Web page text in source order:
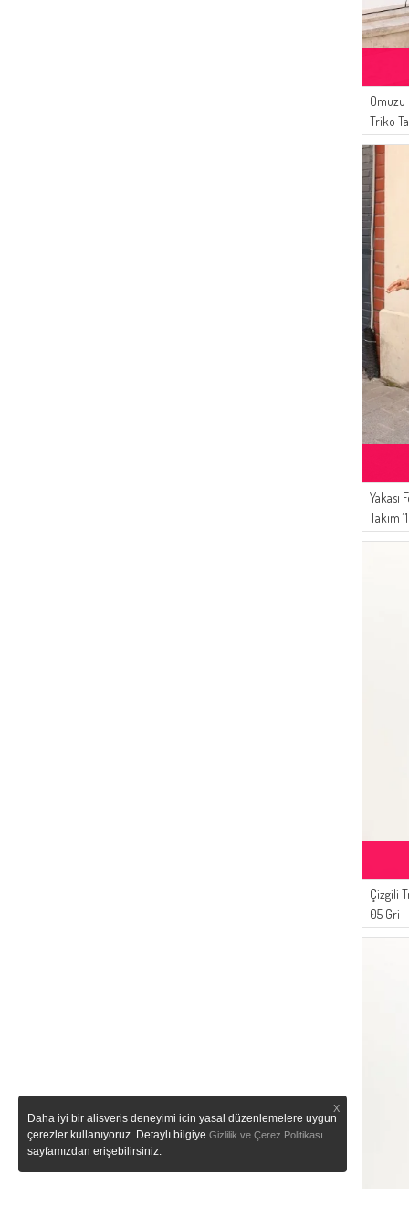
Omuzu
Triko
Siyah
Yakası
Takım
Çizgili
05 Gri
X
Daha iyi bir alisveris deneyimi icin yasal düzenlemelere uygun
çerezler kullanıyoruz. Detaylı bilgiye Gizlilik ve Çerez Politikası
sayfamızdan erişebilirsiniz.